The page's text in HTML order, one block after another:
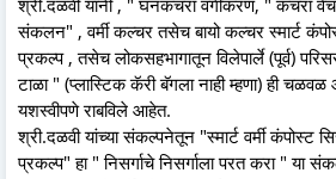
संकलन" , वर्मी कल्चर तसेच बायो कल्चर स्मार्ट
प्रकल्प , तसेच लोकसहभागातून विलेपार्ले (पूर्व)
टाळा " (प्लास्टिक कॅरी बॅगला नाही म्हणा) ही
यशस्वीपणे राबविले आहेत.
श्री.दळवी यांच्या संकल्पनेतून "स्मार्ट वर्मी कंपोस्ट
प्रकल्प" हा " निसर्गाचे निसर्गाला परत करा " या